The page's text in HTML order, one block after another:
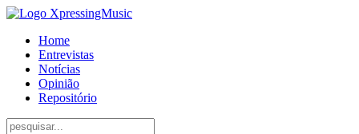
Home
Entrevistas
Notícias
Opinião
Repositório